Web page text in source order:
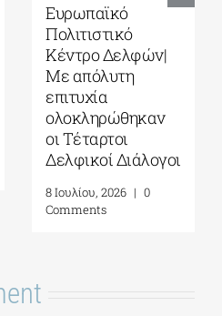
Ευρωπαϊκό
Πολιτιστικό
Κέντρο Δελφών|
Δελφική
Ακαδημία
Ευρωπαϊκών
Σπουδών| 19-31
Ιουλίου 2026
16 Ιουλίου, 2026 | 0
Comments